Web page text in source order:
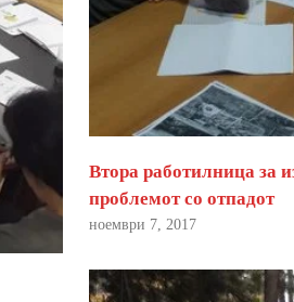
Втора работилница за
проблемот со отпадот
ноември 7, 2017